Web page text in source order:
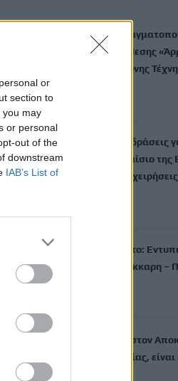
or
section to
you may
or personal
out of the
downstream
IAB’s List of
Με επιτυχία
εγκαίνια της έκθεσης
Μουσείο Σύγχρονης
ΠΑΣΕΒΙΠΕ: Αντιδράσεις
Χωροταξικό Πλαίσιο της
«Δημιουργεί
Τουρνουά Τορόντο:
για τη Μαρία Σάκκαρη –
Η καθαριότητα στον
θέμα επικοινωνίας,